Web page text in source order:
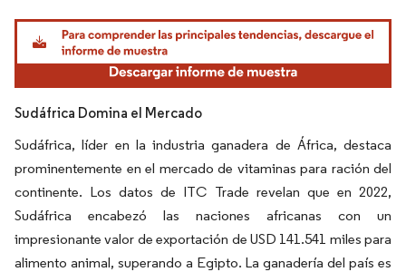
Imagen © Mordor Intelligence. El uso requiere atribución según CC BY 4.0.
Sudáfrica Domina el Mercado
Sudáfrica, líder en la industria ganadera de África, destaca
prominentemente en el mercado de vitaminas para ración del
continente. Los datos de ITC Trade revelan que en 2022,
Sudáfrica encabezó las naciones africanas con un
impresionante valor de exportación de USD 141.541 miles para
alimento animal, superando a Egipto. La ganadería del país es